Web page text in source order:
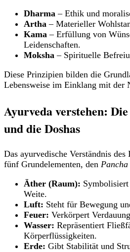
Dharma – Ethik und
Artha – Materieller
Kama – Erfüllung von
Leidenschaften.
Moksha – Spirituelle
Diese Prinzipien bilden die
Lebensweise im Einklang mit der
Ayurveda verstehen:
und die Doshas
Das ayurvedische Verständnis des
fünf Grundelementen, den
Äther (Raum):
Weite.
Luft: Steht für Bewegung
Feuer: Verkörpert
Wasser: Repräsentiert
Körperflüssigkeiten.
Erde: Gibt Stabilität und